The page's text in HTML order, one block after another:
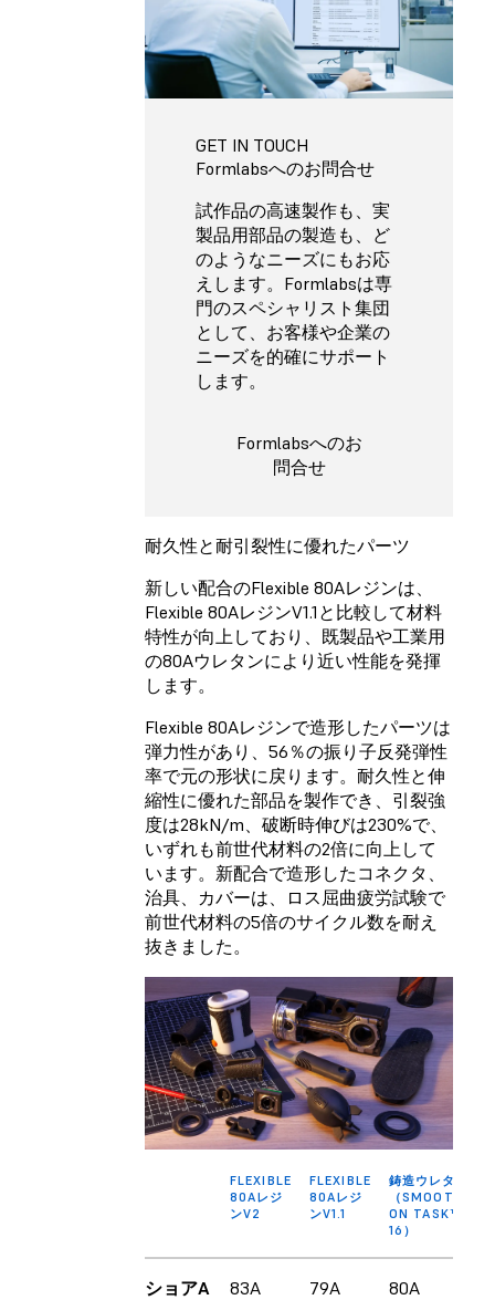
GET IN TOUCH
Formlabsへのお問合せ
試作品の高速製作も、実
製品用部品の製造も、ど
のようなニーズにもお応
えします。Formlabsは専
門のスペシャリスト集団
として、お客様や企業の
ニーズを的確にサポート
します。
Formlabsへのお
問合せ
耐久性と耐引裂性に優れたパーツ
新しい配合のFlexible 80Aレジンは、
Flexible 80AレジンV1.1と比較して材料
特性が向上しており、既製品や工業用
の80Aウレタンにより近い性能を発揮
します。
Flexible 80Aレジンで造形したパーツは
弾力性があり、56％の振り子反発弾性
率で元の形状に戻ります。耐久性と伸
縮性に優れた部品を製作でき、引裂強
度は28kN/m、破断時伸びは230%で、
いずれも前世代材料の2倍に向上して
います。新配合で造形したコネクタ、
治具、カバーは、ロス屈曲疲労試験で
前世代材料の5倍のサイクル数を耐え
抜きました。
FLEXIBLE
80Aレジ
ンV2
FLEXIBLE
80Aレジ
ンV1.1
鋳造ウレタン
（SMOOTH-
ON TASK™
16）
ショアA 83A 79A 80A